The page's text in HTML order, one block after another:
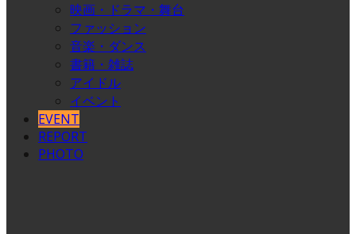
映画・ドラマ・舞台
ファッション
音楽・ダンス
書籍・雑誌
アイドル
イベント
EVENT
REPORT
PHOTO